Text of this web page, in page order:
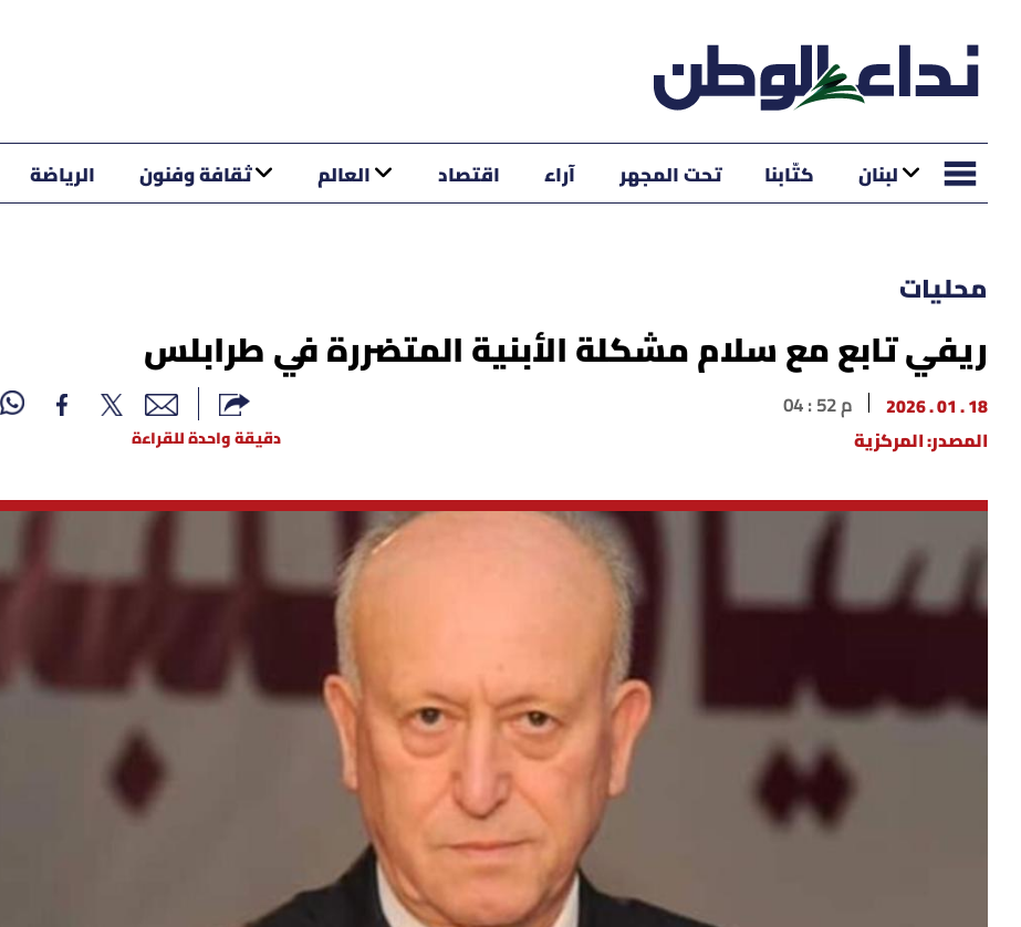
لبنان كتّابنا تحت المجهر آراء اقتصاد العالم ثقافة وفنون الرياضة
محليات
ريفي تابع مع سلام مشكلة الأبنية المتضررة في طرابلس
18 . 01 . 2026 04 : 52 م
دقيقة واحدة للقراءة المصدر: المركزية